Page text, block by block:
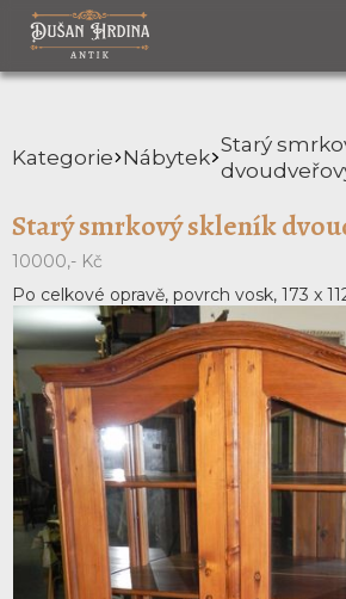
Kategorie Nábytek
Starý
Starý smrkový skleník
10000,- Kč
Po celkové opravě, povrch vosk, 173 x